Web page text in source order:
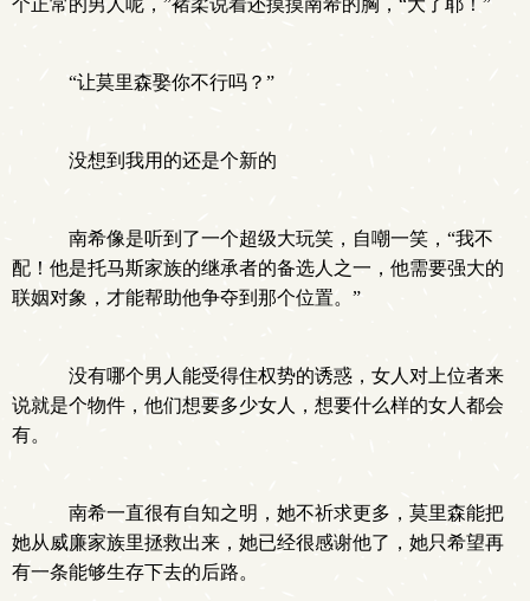
个正常的男人呢，”褚柔说着还摸摸南希的胸，“大了耶！”
“让莫里森娶你不行吗？”
没想到我用的还是个新的
南希像是听到了一个超级大玩笑，自嘲一笑，“我不
配！他是托马斯家族的继承者的备选人之一，他需要强大的
联姻对象，才能帮助他争夺到那个位置。”
没有哪个男人能受得住权势的诱惑，女人对上位者来
说就是个物件，他们想要多少女人，想要什么样的女人都会
有。
南希一直很有自知之明，她不祈求更多，莫里森能把
她从威廉家族里拯救出来，她已经很感谢他了，她只希望再
有一条能够生存下去的后路。